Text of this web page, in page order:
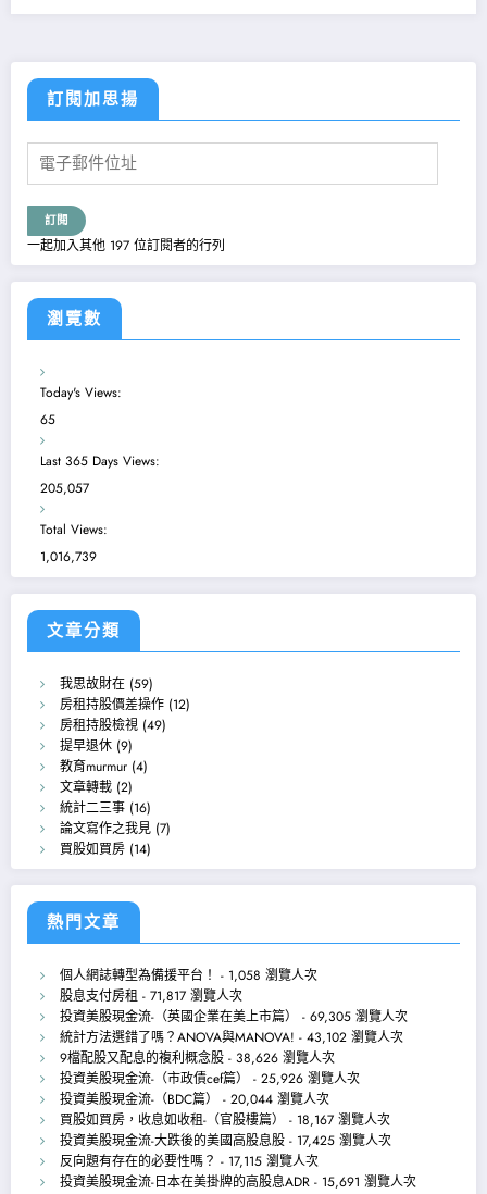
訂閱加思揚
件
位
訂閱
一起加入其他 197 位訂閱者的行列
瀏覽數
Today's Views:
65
Last 365 Days Views:
205,057
Total Views:
1,016,739
文章分類
我思故財在 (59)
房租持股價差操作 (12)
房租持股檢視 (49)
提早退休 (9)
教育murmur (4)
文章轉載 (2)
統計二三事 (16)
論文寫作之我見 (7)
買股如買房 (14)
熱門文章
個人網誌轉型為備援平台！ - 1,058 瀏覽人次
股息支付房租 - 71,817 瀏覽人次
投資美股現金流-（英國企業在美上市篇）
- 69,305 瀏覽人次
統計方法選錯了嗎？ANOVA與MANOVA! - 43,102 瀏覽人次
9檔配股又配息的複利概念股 - 38,626 瀏覽人次
投資美股現金流-（市政債cef篇）
- 25,926 瀏覽人次
投資美股現金流-（BDC篇）
- 20,044 瀏覽人次
買股如買房，收息如收租-（官股樓篇）
- 18,167 瀏覽人次
投資美股現金流-大跌後的美國高股息股 - 17,425 瀏覽人次
反向題有存在的必要性嗎？ - 17,115 瀏覽人次
投資美股現金流-日本在美掛牌的高股息ADR - 15,691 瀏覽人次